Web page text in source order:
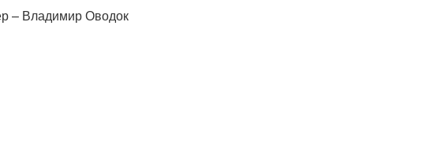
– Владимир Оводок